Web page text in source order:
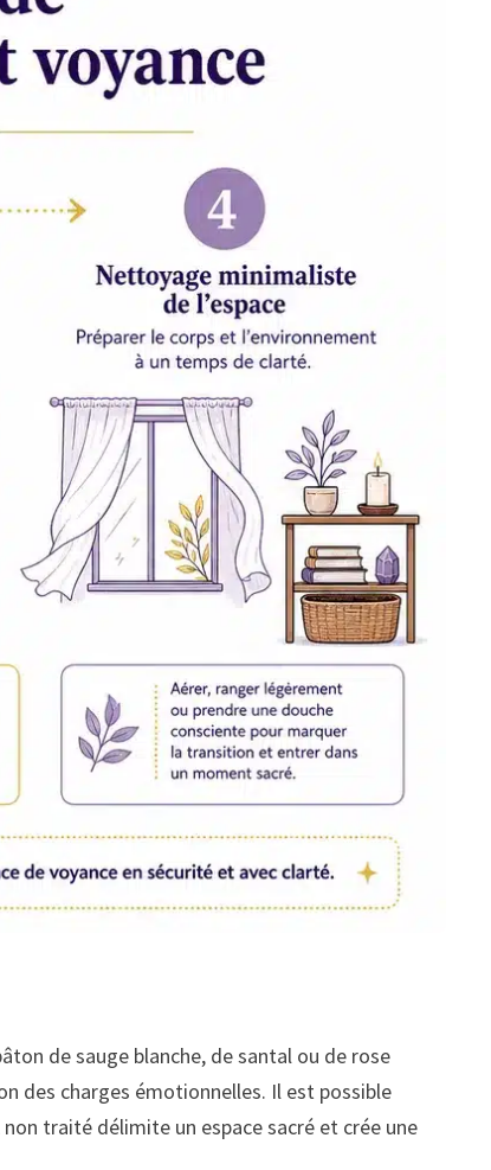
de sauge blanche, de santal ou de rose
des charges émotionnelles. Il est possible
traité délimite un espace sacré et crée une